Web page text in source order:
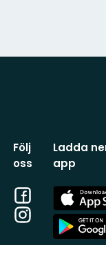
Följ
oss
Facebook
Instagram
Ladda
app
App
Store
App
Store